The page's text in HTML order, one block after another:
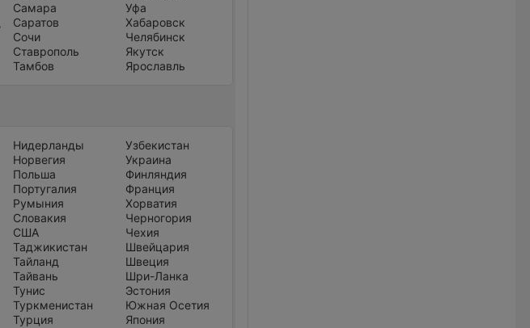
Самара
Саратов
Сочи
Ставрополь
Тамбов
Уфа
Хабаровск
Челябинск
Якутск
Ярославль
Нидерланды
Норвегия
Польша
Португалия
Румыния
Словакия
США
Таджикистан
Тайланд
Тайвань
Тунис
Туркменистан
Турция
Узбекистан
Украина
Финляндия
Франция
Хорватия
Черногория
Чехия
Швейцария
Швеция
Шри-Ланка
Эстония
Южная Осетия
Япония